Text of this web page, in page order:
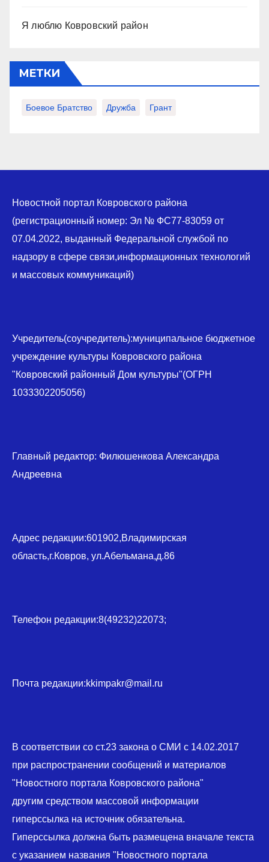
Я люблю Ковровский район
МЕТКИ
Боевое Братство Дружба Грант
Новостной портал Ковровского района
(регистрационный номер: Эл № ФС77-83059 от
07.04.2022, выданный Федеральной службой по
надзору в сфере связи,информационных технологий
и массовых коммуникаций)
Учредитель(соучредитель):муниципальное бюджетное
учреждение культуры Ковровского района
"Ковровский районный Дом культуры"(ОГРН
1033302205056)
Главный редактор: Филюшенкова Александра
Андреевна
Адрес редакции:601902,Владимирская
область,г.Ковров, ул.Абельмана,д.86
Телефон редакции:8(49232)22073;
Почта редакции:kkimpakr@mail.ru
В соответствии со ст.23 закона о СМИ с 14.02.2017
при распространении сообщений и материалов
"Новостного портала Ковровского района"
другим средством массовой информации
гиперссылка на источник обязательна.
Гиперссылка должна быть размещена вначале текста
с указанием названия "Новостного портала